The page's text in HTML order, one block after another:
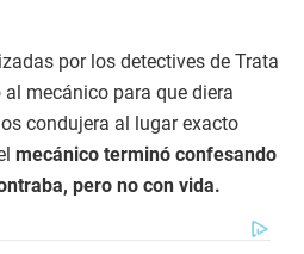
por los detectives de Trata
mecánico para que diera
condujera al lugar exacto
mecánico terminó confesando
pero no con vida.